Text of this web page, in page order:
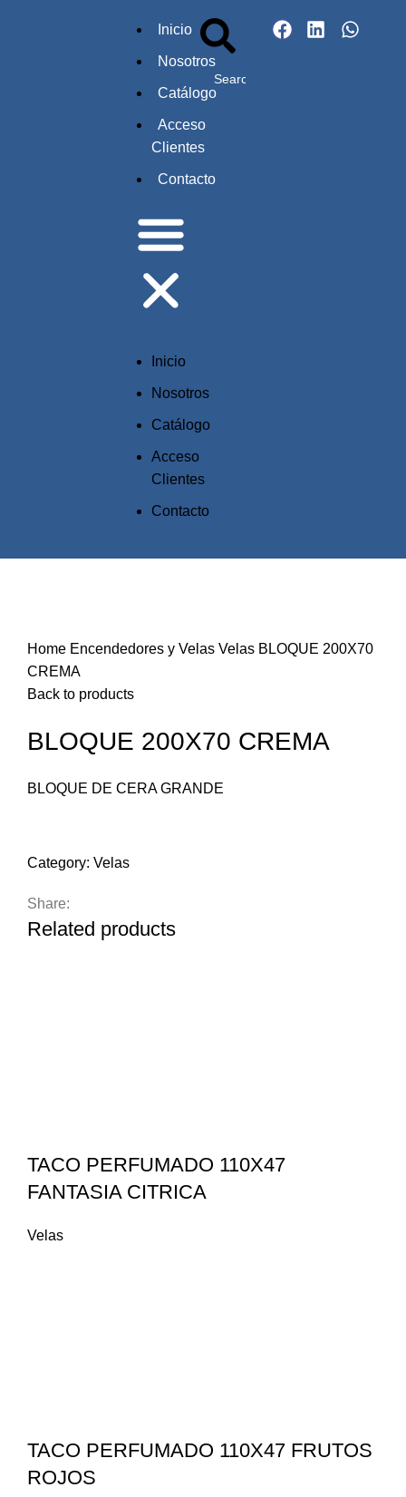
Inicio
Nosotros
Catálogo
Acceso
Clientes
Contacto
Inicio
Nosotros
Catálogo
Acceso
Clientes
Contacto
Home Encendedores y Velas Velas BLOQUE 200X70
CREMA
Back to products
BLOQUE 200X70 CREMA
BLOQUE DE CERA GRANDE
Category: Velas
Share:
Related products
TACO PERFUMADO 110X47
FANTASIA CITRICA
Velas
TACO PERFUMADO 110X47 FRUTOS
ROJOS